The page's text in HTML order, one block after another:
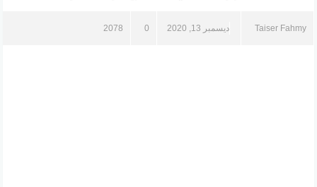
Taiser Fahmy ديسمبر 13, 2020 0
2078